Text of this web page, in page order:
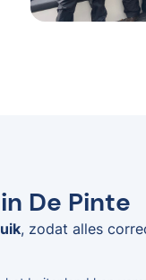
De Pinte
, zodat alles